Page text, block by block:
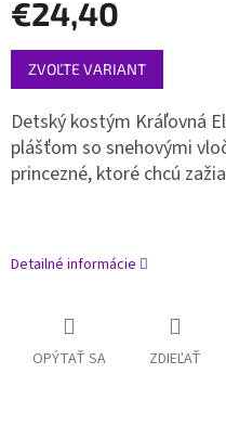
€24,40
Jednotková
cena:
ZVOĽTE VARIANT
Detský kostým Kráľovná
plášťom so snehovými
princezné, ktoré chcú
Detailné informácie
OPÝTAŤ SA ZDIEĽAŤ